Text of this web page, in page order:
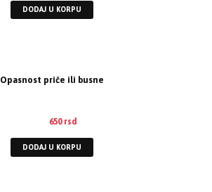
DODAJ U KORPU
Opasnost priče ili busne
650 rsd
DODAJ U KORPU